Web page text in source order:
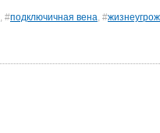
, #подключичная вена, #